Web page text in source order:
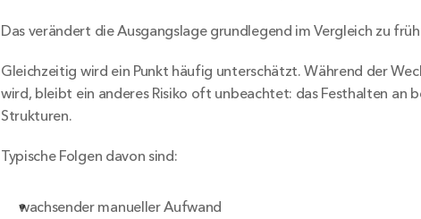
Das verändert die Ausgangslage grundlegend im Vergleich zu
Gleichzeitig wird ein Punkt häufig unterschätzt. Während der
wird, bleibt ein anderes Risiko oft unbeachtet: das Festhalten an
Strukturen.
Typische Folgen davon sind:
wachsender manueller Aufwand